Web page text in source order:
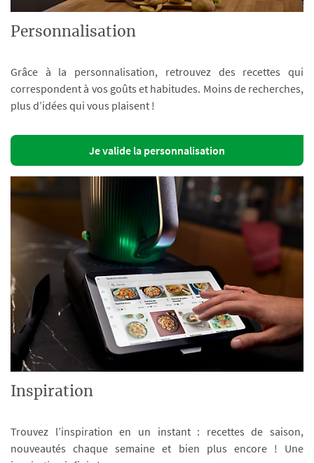
Personnalisation
Grâce à la personnalisation, retrouvez des recettes qui
correspondent à vos goûts et habitudes. Moins de recherches,
plus d’idées qui vous plaisent !
Je valide la personnalisation
Inspiration
Trouvez l’inspiration en un instant : recettes de saison,
nouveautés chaque semaine et bien plus encore ! Une